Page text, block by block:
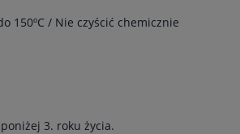
150ºC / Nie czyścić chemicznie
3. roku życia.